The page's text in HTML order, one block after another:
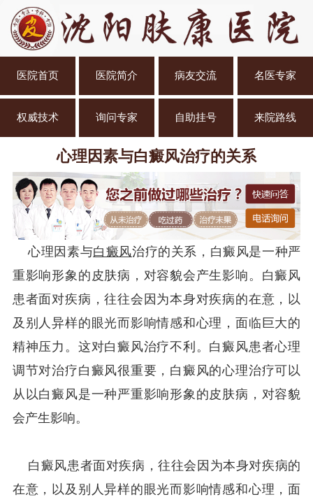
医院首页 医院简介 病友交流 名医专家
权威技术 询问专家 自助挂号 来院路线
心理因素与白癜风治疗的关系
心理因素与白癜风治疗的关系，白癜风是一种严
重影响形象的皮肤病，对容貌会产生影响。白癜风
患者面对疾病，往往会因为本身对疾病的在意，以
及别人异样的眼光而影响情感和心理，面临巨大的
精神压力。这对白癜风治疗不利。白癜风患者心理
调节对治疗白癜风很重要，白癜风的心理治疗可以
从以白癜风是一种严重影响形象的皮肤病，对容貌
会产生影响。
白癜风患者面对疾病，往往会因为本身对疾病的
在意，以及别人异样的眼光而影响情感和心理，面